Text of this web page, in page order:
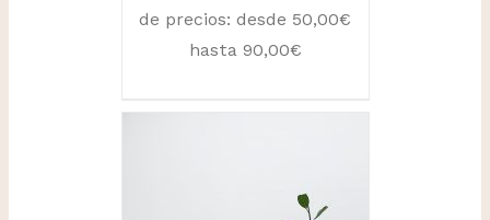
de precios: desde 50,00€
hasta 90,00€